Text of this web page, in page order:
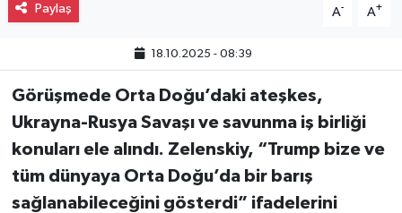
Paylaş A- A+
18.10.2025 - 08:39
Görüşmede Orta Doğu’daki ateşkes,
Ukrayna-Rusya Savaşı ve savunma iş birliği
konuları ele alındı. Zelenskiy, “Trump bize ve
tüm dünyaya Orta Doğu’da bir barış
sağlanabileceğini gösterdi” ifadelerini